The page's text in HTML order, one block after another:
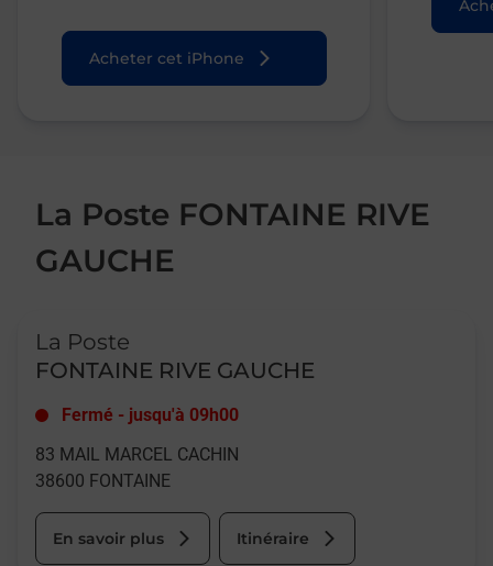
Acheter cet iPhone
La Poste FONTAINE RIVE
GAUCHE
La Poste
FONTAINE RIVE GAUCHE
Fermé - jusqu'à 09h00
83 MAIL MARCEL CACHIN
38600 FONTAINE
En savoir plus Itinéraire